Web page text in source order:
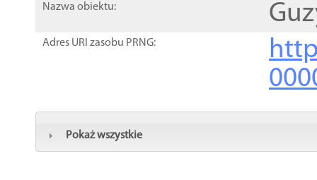
Nazwa obiektu:
Adres URI zasobu PRNG:
Pokaż wszystkie